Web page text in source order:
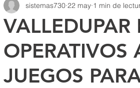
VALLEDUPAR
OPERATIVOS
JUEGOS
sistemas730 22 may 1 min de